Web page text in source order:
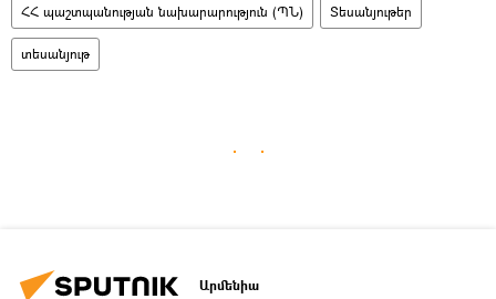
ՀՀ պաշտպանության նախարարություն (ՊՆ) Տեսանյութեր
տեսանյութ
Արմենիա